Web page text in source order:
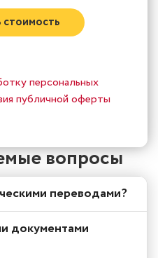
стоимость
персональных
публичной оферты
вопросы
переводами?
документами